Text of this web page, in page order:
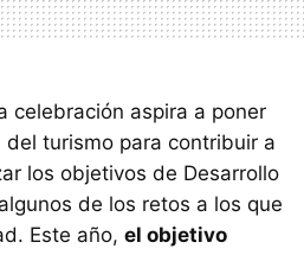
celebración aspira a poner
turismo para contribuir a
los objetivos de Desarrollo
de los retos a los que
Este año, el objetivo